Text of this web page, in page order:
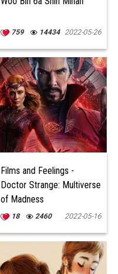
759 14434 2022-05-26
Films and Feelings -
Doctor Strange: Multiverse
of Madness
18 2460 2022-05-16